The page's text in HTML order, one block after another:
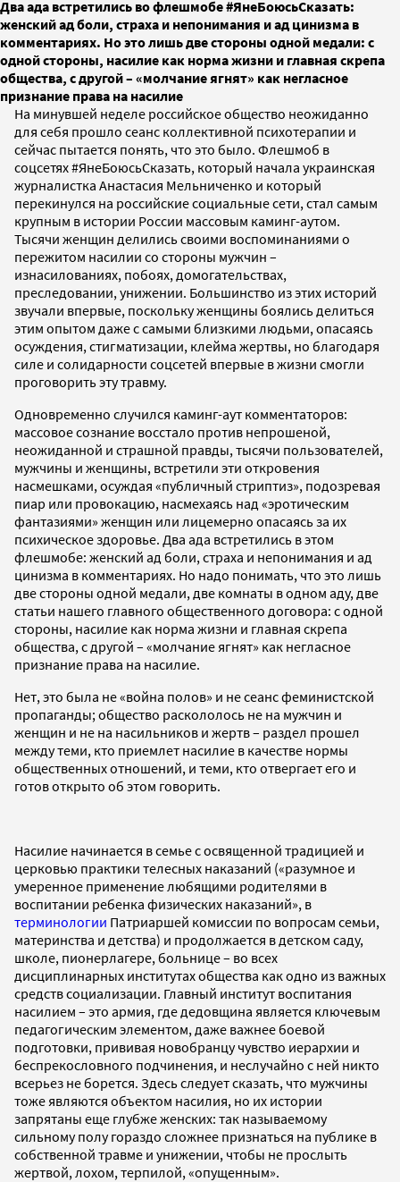
Два ада встретились во флешмобе #ЯнеБоюсьСказать:
женский ад боли, страха и непонимания и ад цинизма в
комментариях. Но это лишь две стороны одной медали: с
одной стороны, насилие как норма жизни и главная скрепа
общества, с другой – «молчание ягнят» как негласное
признание права на насилие
На минувшей неделе российское общество неожиданно
для себя прошло сеанс коллективной психотерапии и
сейчас пытается понять, что это было. Флешмоб в
соцсетях #ЯнеБоюсьСказать, который начала украинская
журналистка Анастасия Мельниченко и который
перекинулся на российские социальные сети, стал самым
крупным в истории России массовым каминг-аутом.
Тысячи женщин делились своими воспоминаниями о
пережитом насилии со стороны мужчин –
изнасилованиях, побоях, домогательствах,
преследовании, унижении. Большинство из этих историй
звучали впервые, поскольку женщины боялись делиться
этим опытом даже с самыми близкими людьми, опасаясь
осуждения, стигматизации, клейма жертвы, но благодаря
силе и солидарности соцсетей впервые в жизни смогли
проговорить эту травму.
Одновременно случился каминг-аут комментаторов:
массовое сознание восстало против непрошеной,
неожиданной и страшной правды, тысячи пользователей,
мужчины и женщины, встретили эти откровения
насмешками, осуждая «публичный стриптиз», подозревая
пиар или провокацию, насмехаясь над «эротическим
фантазиями» женщин или лицемерно опасаясь за их
психическое здоровье. Два ада встретились в этом
флешмобе: женский ад боли, страха и непонимания и ад
цинизма в комментариях. Но надо понимать, что это лишь
две стороны одной медали, две комнаты в одном аду, две
статьи нашего главного общественного договора: с одной
стороны, насилие как норма жизни и главная скрепа
общества, с другой – «молчание ягнят» как негласное
признание права на насилие.
Нет, это была не «война полов» и не сеанс феминистской
пропаганды; общество раскололось не на мужчин и
женщин и не на насильников и жертв – раздел прошел
между теми, кто приемлет насилие в качестве нормы
общественных отношений, и теми, кто отвергает его и
готов открыто об этом говорить.
Насилие начинается в семье с освященной традицией и
церковью практики телесных наказаний («разумное и
умеренное применение любящими родителями в
воспитании ребенка физических наказаний», в
терминологии Патриаршей комиссии по вопросам семьи,
материнства и детства) и продолжается в детском саду,
школе, пионерлагере, больнице – во всех
дисциплинарных институтах общества как одно из важных
средств социализации. Главный институт воспитания
насилием – это армия, где дедовщина является ключевым
педагогическим элементом, даже важнее боевой
подготовки, прививая новобранцу чувство иерархии и
беспрекословного подчинения, и неслучайно с ней никто
всерьез не борется. Здесь следует сказать, что мужчины
тоже являются объектом насилия, но их истории
запрятаны еще глубже женских: так называемому
сильному полу гораздо сложнее признаться на публике в
собственной травме и унижении, чтобы не прослыть
жертвой, лохом, терпилой, «опущенным».